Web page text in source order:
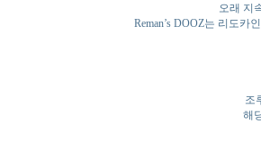
오래 지
Reman’s DOOZ는 리도
조
해